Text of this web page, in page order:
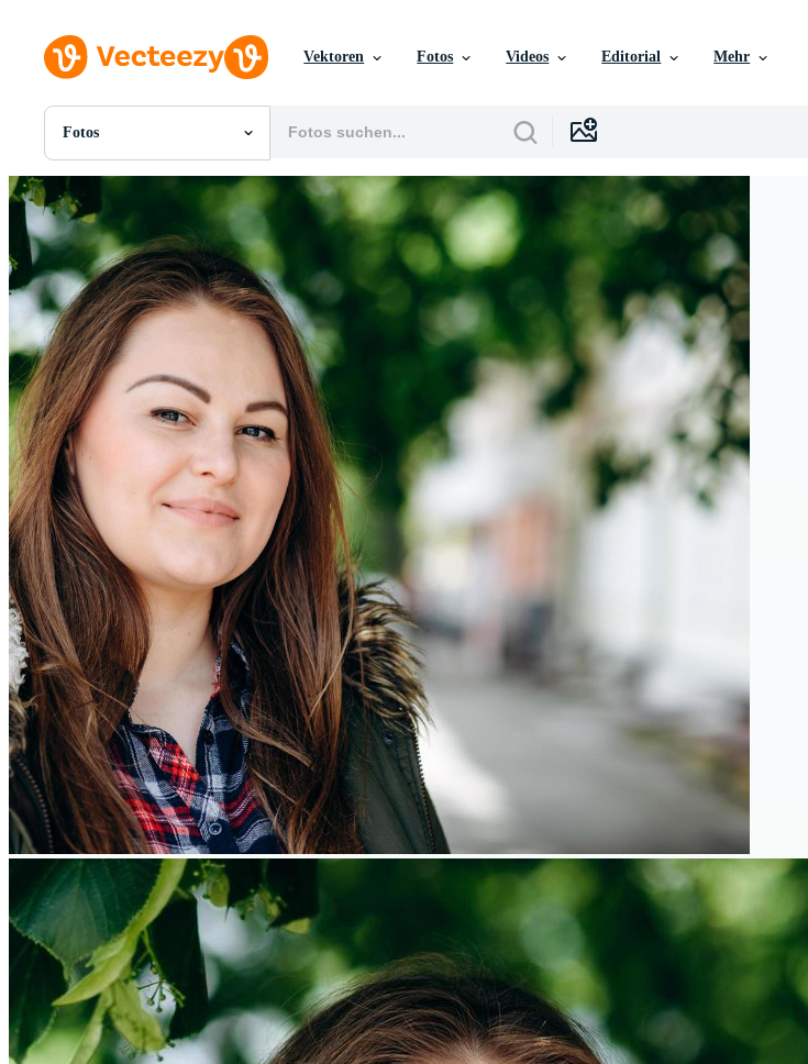
Vektoren Fotos Videos Editorial Mehr
Fotos
Alle Bilder
PNGs
PSDs
SVGs
Vorlagen
Vektoren
Videos
Motion Graphics
Redaktionelle Bilder
Redaktionelle Ereignisse